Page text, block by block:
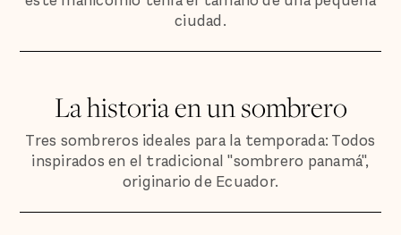
ciudad.
La historia en un sombrero
Tres sombreros ideales para la temporada: Todos
inspirados en el tradicional "sombrero panamá",
originario de Ecuador.